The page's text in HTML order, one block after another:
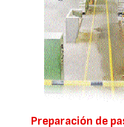
Preparación de